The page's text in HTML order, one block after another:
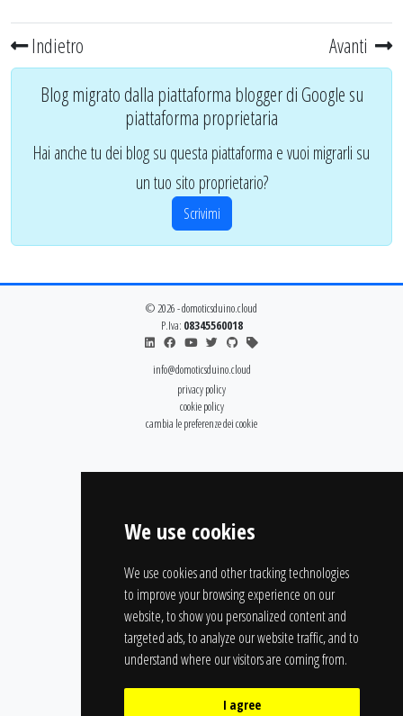
We use cookies
We use cookies and other tracking technologies
to improve your browsing experience on our
website, to show you personalized content and
targeted ads, to analyze our website traffic, and to
understand where our visitors are coming from.
I agree
Indietro Avanti
Blog migrato dalla piattaforma blogger di Google su
piattaforma proprietaria
Hai anche tu dei blog su questa piattaforma e vuoi migrarli su
un tuo sito proprietario?
Scrivimi
© 2026 - domoticsduino.cloud
P.Iva: 08345560018
info@domoticsduino.cloud
privacy policy
cookie policy
cambia le preferenze dei cookie